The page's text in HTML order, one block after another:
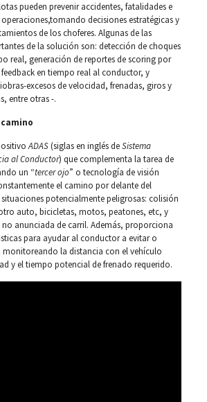
pueden prevenir accidentes, fatalidades e
decisiones estratégicas y
de los choferes. Algunas de las
de la solución son: detección de choques
real, generación de reportes de scoring por
en tiempo real al conductor, y
excesos de velocidad, frenadas, giros y
entre otras -.
ADAS(siglas en inglés deSistema
al Conductor) que complementa la tarea de
un “tercer ojo” o tecnología de visión
el camino por delante del
potencialmente peligrosas: colisión
auto, bicicletas, motos, peatones, etc, y
anunciada de carril. Además, proporciona
para ayudar al conductor a evitar o
la distancia con el vehículo
y el tiempo potencial de frenado requerido.